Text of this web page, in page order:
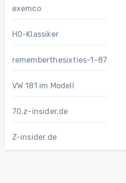
exemco
H0-Klassiker
rememberthesixties-1-87
VW 181 im Modell
70.z-insider.de
Z-insider.de